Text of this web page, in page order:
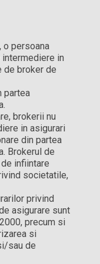
o persoana
in
de broker de
partea
brokerii nu
in asigurari
din partea
Brokerul de
infiintare
societatile,
privind
asigurare sunt
precum si
si
sau de